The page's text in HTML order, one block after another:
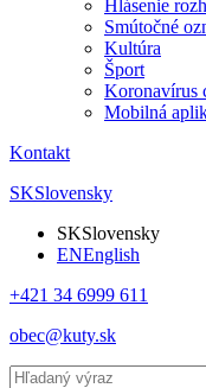
Hlásenie
Smútočné
Kultúra
Šport
Koronavírus
Mobilná
Kontakt
SKSlovensky
SKSlovensky
ENEnglish
+421 34 6999 611
obec@kuty.sk